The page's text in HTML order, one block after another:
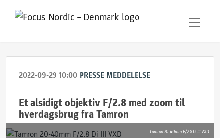
2022-09-29 10:00 PRESSE MEDDELELSE
Et alsidigt objektiv F/2.8 med zoom til
hverdagsbrug fra Tamron
Tamron 20-40mm F/2.8 Di III VXD